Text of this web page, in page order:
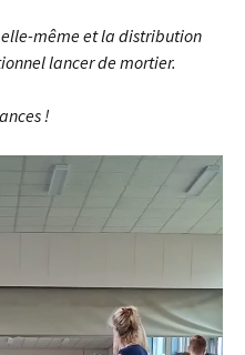
même et la distribution
lancer de mortier.
!